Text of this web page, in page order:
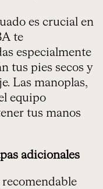
es crucial en
te
especialmente
tus pies secos y
Las manoplas,
equipo
tus manos
adicionales